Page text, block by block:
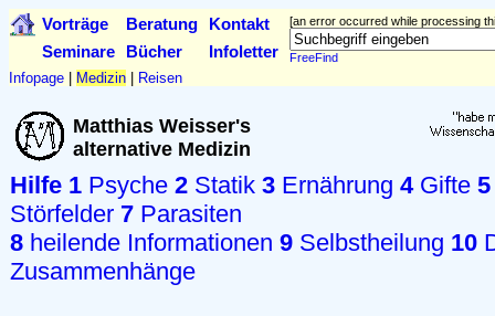
Vorträge Beratung Kontakt [an error occurred while processing
FreeFind
Seminare Bücher Infoletter
Infopage Medizin Reisen
Matthias Weisser's
alternative Medizin
Hilfe 1 Psyche 2 Statik 3 Ernährung 4Gifte 5
Störfelder 7 Parasiten
8 heilende Informationen 9 Selbstheilung 10
Zusammenhänge